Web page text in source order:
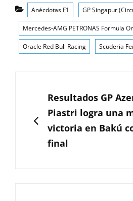
Categorías
Anécdotas F1 GP Singapur
Mercedes-AMG PETRONAS Formula
Oracle Red Bull Racing Scuderia
entradas
ANTERIOR
Resultados GP
Piastri logra una
victoria en Bakú
final